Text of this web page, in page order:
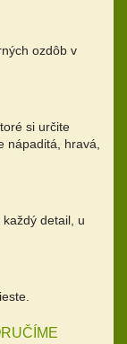
ozdôb v
si určite
nápaditá, hravá,
detail, u